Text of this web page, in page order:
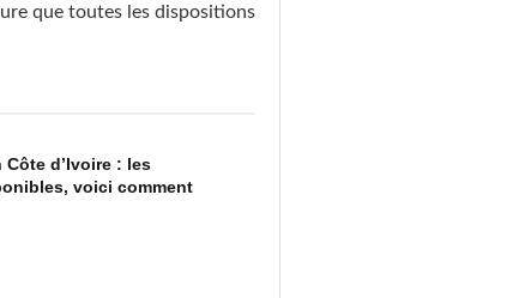
que toutes les dispositions
Côte d’Ivoire : les
voici comment